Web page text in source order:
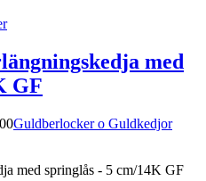
med
GF
Guldberlocker o Guldkedjor
med springlås - 5 cm/14K GF